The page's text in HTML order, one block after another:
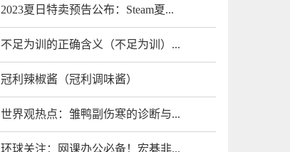
2023夏日特卖预告公布：Steam夏...
不足为训的正确含义（不足为训）...
冠利辣椒酱（冠利调味酱）
世界观热点：雏鸭副伤寒的诊断与...
环球关注：网课办公必备！宏碁非...